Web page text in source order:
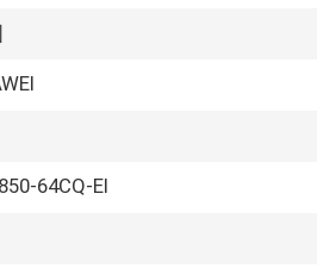
64CQ-EI